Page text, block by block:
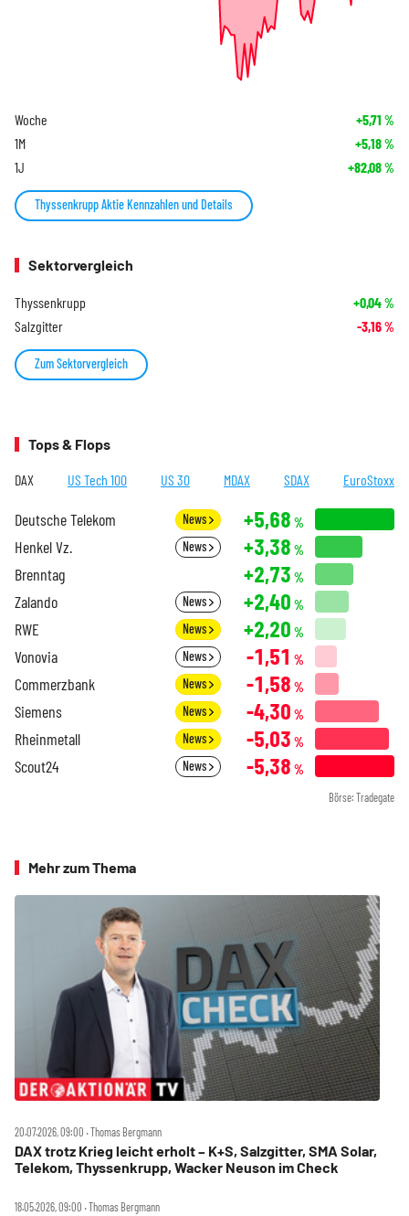
Woche +5,71 %
1M +5,18%
1J +82,08%
Thyssenkrupp Aktie Kennzahlen und Details
Sektorvergleich
Thyssenkrupp +0,04%
Salzgitter -3,16%
Zum Sektorvergleich
Tops & Flops
DAX US Tech 100 US 30 MDAX SDAX EuroStoxx
Deutsche Telekom News +5,68 %
Henkel Vz. News +3,38 %
Brenntag +2,73 %
Zalando News +2,40 %
RWE News +2,20 %
Vonovia News -1,51 %
Commerzbank News -1,58 %
Siemens News -4,30 %
Rheinmetall News -5,03 %
Scout24 News -5,38 %
Börse: Tradegate
Mehr zum Thema
20.07.2026, 09:00 ‧ Thomas Bergmann
DAX trotz Krieg leicht erholt – K+S, Salzgitter, SMA Solar,
Telekom, Thyssenkrupp, Wacker Neuson im Check
18.05.2026, 09:00 ‧ Thomas Bergmann